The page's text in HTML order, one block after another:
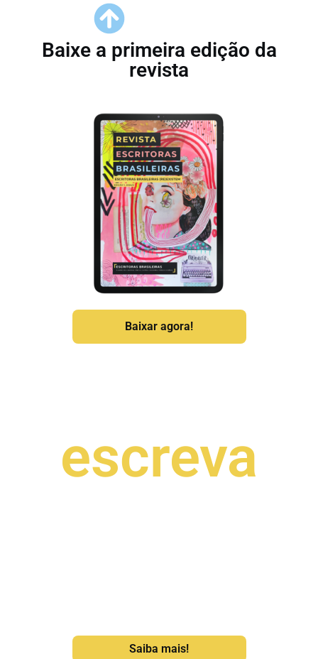
Baixe a primeira edição da
revista
Baixar agora!
escreva
Saiba mais!